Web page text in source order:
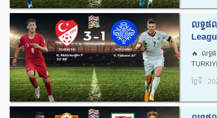
លទ្ធផ
🔥លទ្ធ
ថ្ងៃទី :